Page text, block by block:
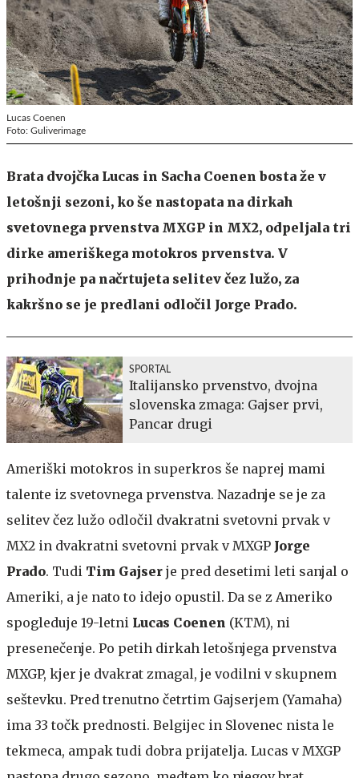
Lucas Coenen
Foto: Guliverimage
Brata dvojčka Lucas in Sacha Coenen bosta že v
letošnji sezoni, ko še nastopata na dirkah
svetovnega prvenstva MXGP in MX2, odpeljala tri
dirke ameriškega motokros prvenstva. V
prihodnje pa načrtujeta selitev čez lužo, za
kakršno se je predlani odločil Jorge Prado.
SPORTAL
Italijansko prvenstvo, dvojna
slovenska zmaga: Gajser prvi,
Pancar drugi
Ameriški motokros in superkros še naprej mami
talente iz svetovnega prvenstva. Nazadnje se je za
selitev čez lužo odločil dvakratni svetovni prvak v
MX2 in dvakratni svetovni prvak v MXGP Jorge
Prado. Tudi Tim Gajser je pred desetimi leti sanjal o
Ameriki, a je nato to idejo opustil. Da se z Ameriko
spogleduje 19-letni Lucas Coenen (KTM), ni
presenečenje. Po petih dirkah letošnjega prvenstva
MXGP, kjer je dvakrat zmagal, je vodilni v skupnem
seštevku. Pred trenutno četrtim Gajserjem (Yamaha)
ima 33 točk prednosti. Belgijec in Slovenec nista le
tekmeca, ampak tudi dobra prijatelja. Lucas v MXGP